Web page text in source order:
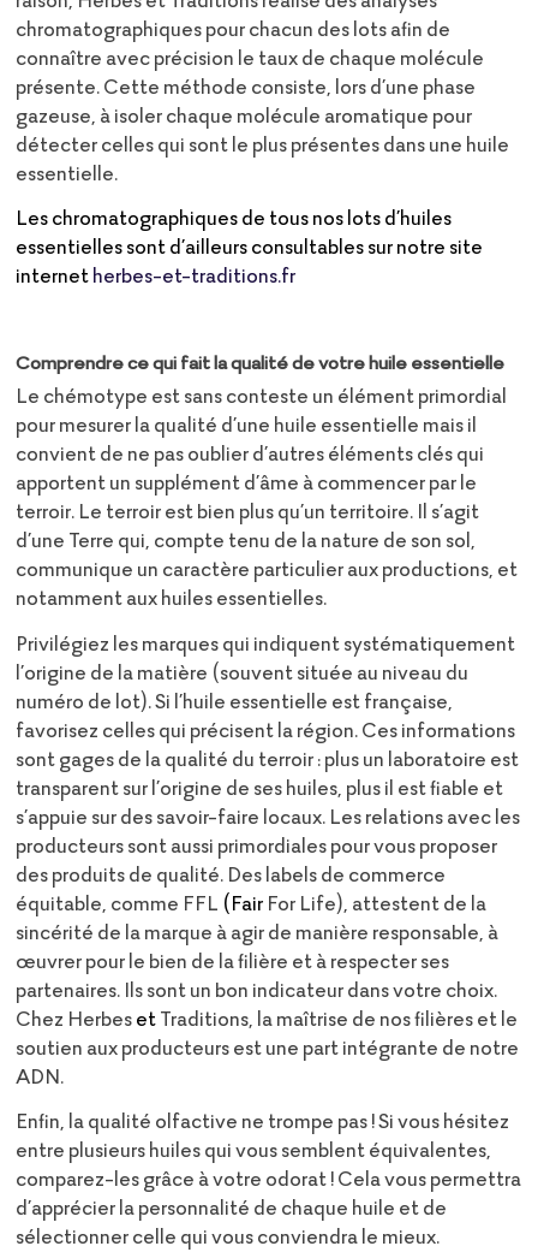
chromatographiques pour chacun des lots afin de
connaître avec précision le taux de chaque molécule
présente. Cette méthode consiste, lors d’une phase
gazeuse, à isoler chaque molécule aromatique pour
détecter celles qui sont le plus présentes dans une huile
essentielle.
Les chromatographiques de tous nos lots d’huiles
essentielles sont d’ailleurs consultables sur notre site
internetherbes-et-traditions.fr
Comprendre ce qui fait la qualité de votre huile essentielle
Le chémotype est sans conteste un élément primordial
pour mesurer la qualité d’une huile essentielle mais il
convient de ne pas oublier d’autres éléments clés qui
apportent un supplément d’âme à commencer par le
terroir. Le terroir est bien plus qu’un territoire. Il s’agit
d’une Terre qui, compte tenu de la nature de son sol,
communique un caractère particulier aux productions, et
notamment aux huiles essentielles.
Privilégiez les marques qui indiquent systématiquement
l’origine de la matière (souvent située au niveau du
numéro de lot). Si l’huile essentielle est française,
favorisez celles qui précisent la région. Ces informations
sont gages de la qualité du terroir : plus un laboratoire est
transparent sur l’origine de ses huiles, plus il est fiable et
s’appuie sur des savoir-faire locaux. Les relations avec les
producteurs sont aussi primordiales pour vous proposer
des produits de qualité. Des labels de commerce
équitable, comme FFL (Fair For Life), attestent de la
sincérité de la marque à agir de manière responsable, à
œuvrer pour le bien de la filière et à respecter ses
partenaires. Ils sont un bon indicateur dans votre choix.
Chez HerbesetTraditions, la maîtrise de nos filières et le
soutien aux producteurs est une part intégrante de notre
ADN.
Enfin, la qualité olfactive ne trompe pas ! Si vous hésitez
entre plusieurs huiles qui vous semblent équivalentes,
comparez-les grâce à votre odorat ! Cela vous permettra
d’apprécier la personnalité de chaque huile et de
sélectionner celle qui vous conviendra le mieux.